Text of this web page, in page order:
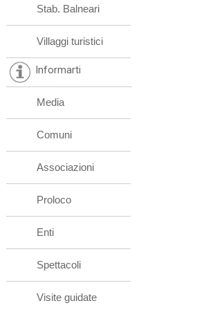
Stab. Balneari
Villaggi turistici
Informarti
Media
Comuni
Associazioni
Proloco
Enti
Spettacoli
Visite guidate